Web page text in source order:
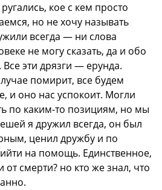
кое с кем просто
но не хочу называть
всегда — ни слова
не могу сказать, да и обо
Все эти дрязги — ерунда.
помирит, все будем
и оно нас успокоит. Могли
по каким-то позициям, но мы
я дружил всегда, он был
ценил дружбу и по
на помощь. Единственное,
от смерти? но кто же знал, что